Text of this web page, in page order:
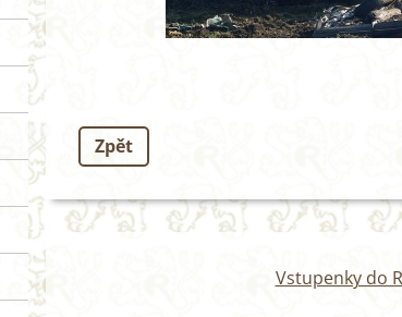
Zpět
Vstupenky do